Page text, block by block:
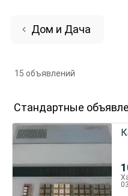
Дом и Дача
15 объявлений
Стандартные